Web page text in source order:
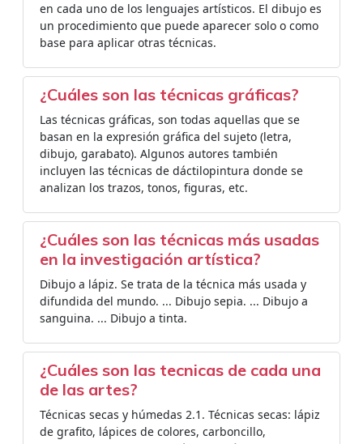
en cada uno de los lenguajes artísticos. El dibujo es
un procedimiento que puede aparecer solo o como
base para aplicar otras técnicas.
¿Cuáles son las técnicas gráficas?
Las técnicas gráficas, son todas aquellas que se
basan en la expresión gráfica del sujeto (letra,
dibujo, garabato). Algunos autores también
incluyen las técnicas de dáctilopintura donde se
analizan los trazos, tonos, figuras, etc.
¿Cuáles son las técnicas más usadas
en la investigación artística?
Dibujo a lápiz. Se trata de la técnica más usada y
difundida del mundo. ... Dibujo sepia. ... Dibujo a
sanguina. ... Dibujo a tinta.
¿Cuáles son las tecnicas de cada una
de las artes?
Técnicas secas y húmedas 2.1. Técnicas secas: lápiz
de grafito, lápices de colores, carboncillo,